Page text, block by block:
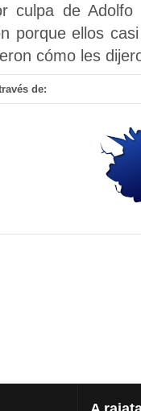
culpa de
porque ellos
cómo les
de: